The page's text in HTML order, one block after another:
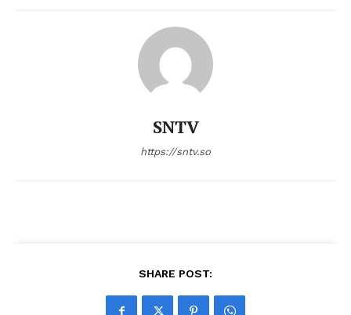
SNTV
https://sntv.so
SHARE POST: